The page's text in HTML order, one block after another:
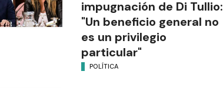
impugnación de Di Tullio:
"Un beneficio general no
es un privilegio
particular"
POLÍTICA